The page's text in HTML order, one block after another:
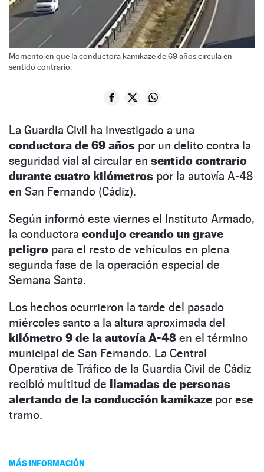
Momento en que la conductora kamikaze de 69 años circula en
sentido contrario.
La Guardia Civil ha investigado a una
conductora de 69 años por un delito contra la
seguridad vial al circular en sentido contrario
durante cuatro kilómetros por la autovía A-48
en San Fernando (Cádiz).
Según informó este viernes el Instituto Armado,
la conductora condujo creando un grave
peligro para el resto de vehículos en plena
segunda fase de la operación especial de
Semana Santa.
Los hechos ocurrieron la tarde del pasado
miércoles santo a la altura aproximada del
kilómetro 9 de la autovía A-48 en el término
municipal de San Fernando. La Central
Operativa de Tráfico de la Guardia Civil de Cádiz
recibió multitud de llamadas de personas
alertando de la conducción kamikaze por ese
tramo.
MÁS INFORMACIÓN